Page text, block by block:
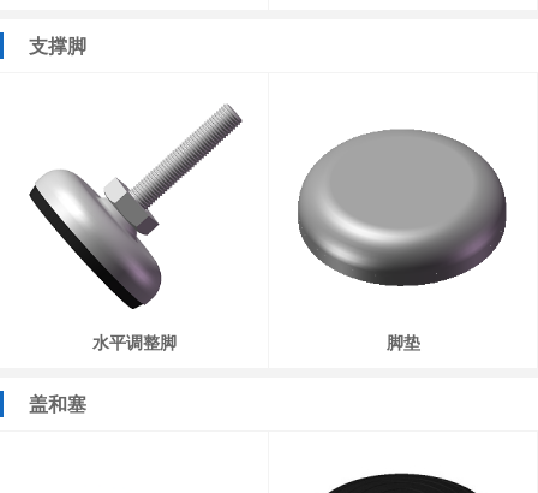
支撑脚
水平调整脚 脚垫
盖和塞